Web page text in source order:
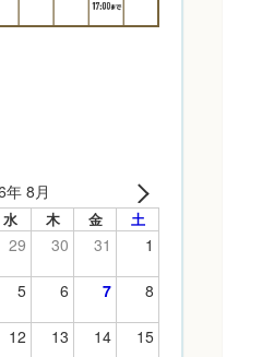
年 8月
水 木 金 土
29 30 31 1
5 6 7 8
12 13 14 15